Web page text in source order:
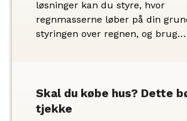
løsninger kan du styre, hvor
regnmasserne løber på din
styringen over regnen, og brug
Skal du købe hus? Dette
tjekke